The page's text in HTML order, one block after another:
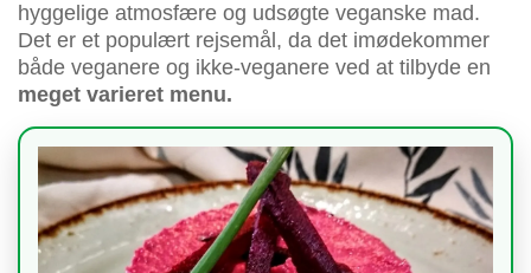
hyggelige atmosfære og udsøgte veganske mad.
Det er et populært rejsemål, da det imødekommer
både veganere og ikke-veganere ved at tilbyde en
meget varieret menu.